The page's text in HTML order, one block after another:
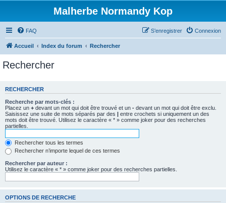
Malherbe Normandy Kop
FAQ Connexion
S’enregistrer
Accueil Index du forum Rechercher
Rechercher
RECHERCHER
Recherche par mots-clés :
Placez un + devant un mot qui doit être trouvé et un - devant un mot qui doit être exclu.
Saisissez une suite de mots séparés par des | entre crochets si uniquement un des
mots doit être trouvé. Utilisez le caractère « * » comme joker pour des recherches
partielles.
Rechercher tous les termes
Rechercher n’importe lequel de ces termes
Rechercher par auteur :
Utilisez le caractère « * » comme joker pour des recherches partielles.
OPTIONS DE RECHERCHE